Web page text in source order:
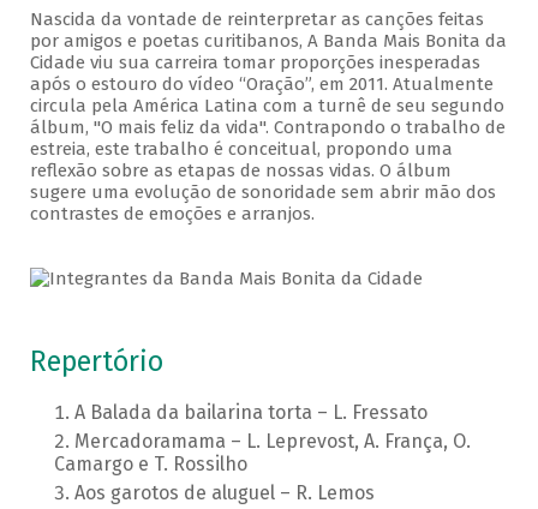
Nascida da vontade de reinterpretar as canções feitas
por amigos e poetas curitibanos, A Banda Mais Bonita da
Cidade viu sua carreira tomar proporções inesperadas
após o estouro do vídeo “Oração”, em 2011. Atualmente
circula pela América Latina com a turnê de seu segundo
álbum, "O mais feliz da vida". Contrapondo o trabalho de
estreia, este trabalho é conceitual, propondo uma
reflexão sobre as etapas de nossas vidas. O álbum
sugere uma evolução de sonoridade sem abrir mão dos
contrastes de emoções e arranjos.
Repertório
A Balada da bailarina torta – L. Fressato
Mercadoramama – L. Leprevost, A. França, O.
Camargo e T. Rossilho
Aos garotos de aluguel – R. Lemos